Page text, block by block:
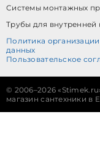
Системы монтажных
Трубы для внутренней
Политика
данных
Пользовательское
© 2006–2026
магазин сантехники в